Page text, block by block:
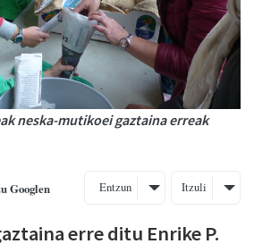
neska-mutikoei gaztaina erreak
Googlen Entzun Itzuli
erre ditu Enrike P.